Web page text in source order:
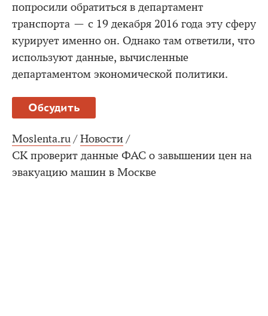
попросили обратиться в департамент
транспорта — с 19 декабря 2016 года эту сферу
курирует именно он. Однако там ответили, что
используют данные, вычисленные
департаментом экономической политики.
Обсудить
Moslenta.ru / Новости /
СК проверит данные ФАС о завышении цен на
эвакуацию машин в Москве